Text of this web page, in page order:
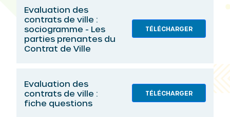
Evaluation des
contrats de ville :
sociogramme - Les
parties prenantes du
Contrat de Ville
TÉLÉCHARGER
Evaluation des
contrats de ville :
fiche questions
TÉLÉCHARGER